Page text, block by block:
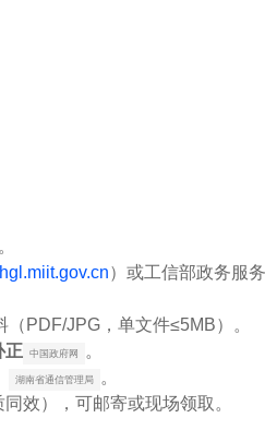
）或工信部政务服务
PDF/JPG，单文件≤5MB）。
正 中国政府网
。
湖南省通信管理局
。
同效），可邮寄或现场领取。